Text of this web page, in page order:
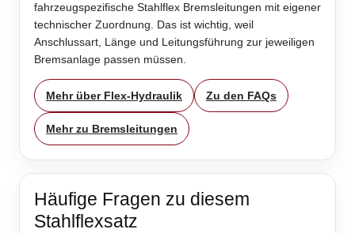
fahrzeugspezifische Stahlflex Bremsleitungen mit eigener
technischer Zuordnung. Das ist wichtig, weil
Anschlussart, Länge und Leitungsführung zur jeweiligen
Bremsanlage passen müssen.
Mehr über Flex-Hydraulik Zu den FAQs
Mehr zu Bremsleitungen
Häufige Fragen zu diesem
Stahlflexsatz